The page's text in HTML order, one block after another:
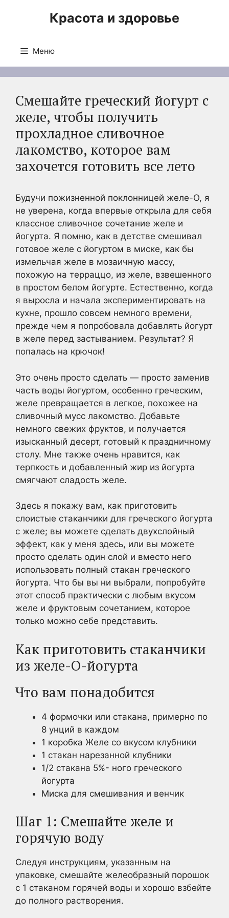
Красота и здоровье
Меню
Смешайте греческий йогурт с
желе, чтобы получить
прохладное сливочное
лакомство, которое вам
захочется готовить все лето
Будучи пожизненной поклонницей желе-О, я
не уверена, когда впервые открыла для себя
классное сливочное сочетание желе и
йогурта. Я помню, как в детстве смешивал
готовое желе с йогуртом в миске, как бы
измельчая желе в мозаичную массу,
похожую на терраццо, из желе, взвешенного
в простом белом йогурте. Естественно, когда
я выросла и начала экспериментировать на
кухне, прошло совсем немного времени,
прежде чем я попробовала добавлять йогурт
в желе перед застыванием. Результат? Я
попалась на крючок!
Это очень просто сделать — просто заменив
часть воды йогуртом, особенно греческим,
желе превращается в легкое, похожее на
сливочный мусс лакомство. Добавьте
немного свежих фруктов, и получается
изысканный десерт, готовый к праздничному
столу. Мне также очень нравится, как
терпкость и добавленный жир из йогурта
смягчают сладость желе.
Здесь я покажу вам, как приготовить
слоистые стаканчики для греческого йогурта
с желе; вы можете сделать двухслойный
эффект, как у меня здесь, или вы можете
просто сделать один слой и вместо него
использовать полный стакан греческого
йогурта. Что бы вы ни выбрали, попробуйте
этот способ практически с любым вкусом
желе и фруктовым сочетанием, которое
только можно себе представить.
Как приготовить стаканчики
из желе-О-йогурта
Что вам понадобится
4 формочки или стакана, примерно по
8 унций в каждом
1 коробка Желе со вкусом клубники
1 стакан нарезанной клубники
1/2 стакана 5%- ного греческого
йогурта
Миска для смешивания и венчик
Шаг 1: Смешайте желе и
горячую воду
Следуя инструкциям, указанным на
упаковке, смешайте желеобразный порошок
с 1 стаканом горячей воды и хорошо взбейте
до полного растворения.